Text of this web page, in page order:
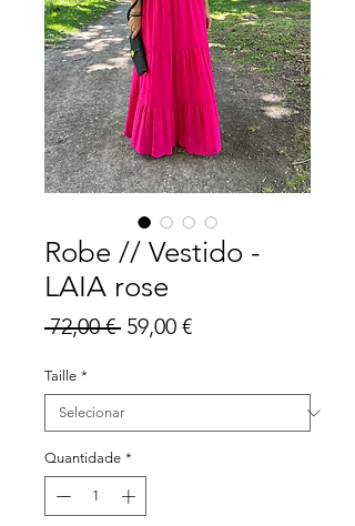
Robe // Vestido -
LAIA rose
72,00 € Preço
59,00 €Preço
Taille *
Quantidade *